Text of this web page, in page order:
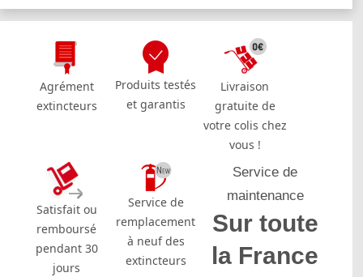
Agrément
extincteurs
Produits testés
et garantis
Livraison
gratuite de
votre colis chez
vous !
Satisfait ou
remboursé
pendant 30
jours
Service de
remplacement
à neuf des
extincteurs
Service de
maintenance
Sur toute
la France